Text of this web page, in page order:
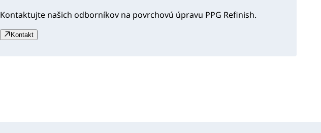
Kontaktujte našich odborníkov na povrchovú úpravu PPG Refinish.
Kontakt